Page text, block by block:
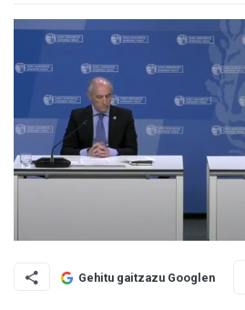
Gehitu gaitzazu Googlen